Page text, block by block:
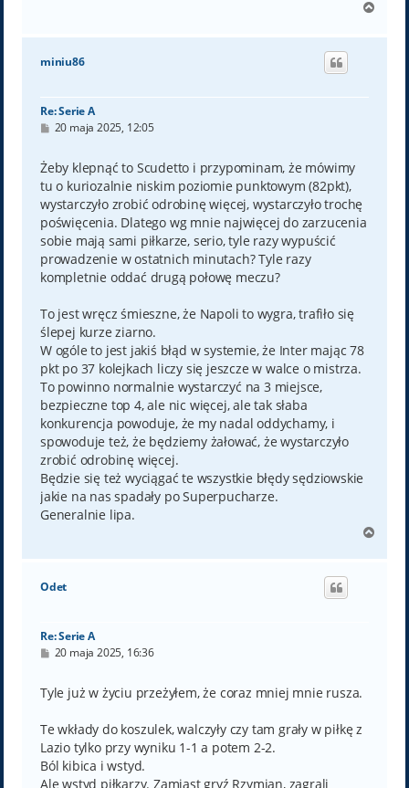
g
miniu86
Re: Serie A
P
t
20 maja 2025, 12:05
Żeby klepnąć to Scudetto i przypominam, że mówimy
tu o kuriozalnie niskim poziomie punktowym (82pkt),
wystarczyło zrobić odrobinę więcej, wystarczyło trochę
poświęcenia. Dlatego wg mnie najwięcej do zarzucenia
sobie mają sami piłkarze, serio, tyle razy wypuścić
prowadzenie w ostatnich minutach? Tyle razy
kompletnie oddać drugą połowę meczu?
To jest wręcz śmieszne, że Napoli to wygra, trafiło się
ślepej kurze ziarno.
W ogóle to jest jakiś błąd w systemie, że Inter mając 78
pkt po 37 kolejkach liczy się jeszcze w walce o mistrza.
To powinno normalnie wystarczyć na 3 miejsce,
bezpieczne top 4, ale nic więcej, ale tak słaba
konkurencja powoduje, że my nadal oddychamy, i
spowoduje też, że będziemy żałować, że wystarczyło
zrobić odrobinę więcej.
Będzie się też wyciągać te wszystkie błędy sędziowskie
jakie na nas spadały po Superpucharze.
Generalnie lipa.
g
Odet
Re: Serie A
P
t
20 maja 2025, 16:36
Tyle już w życiu przeżyłem, że coraz mniej mnie rusza.
Te wkłady do koszulek, walczyły czy tam grały w piłkę z
Lazio tylko przy wyniku 1-1 a potem 2-2.
Ból kibica i wstyd.
Ale wstyd piłkarzy. Zamiast gryź Rzymian, zagrali